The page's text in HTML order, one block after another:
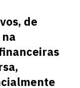
de